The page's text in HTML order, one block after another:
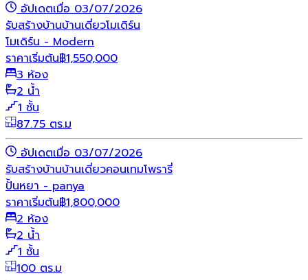
อัปเดตเมื่อ 03/07/2026
รับสร้างบ้านบ้านเดี่ยวโมเดิร์น
โมเดิร์น - Modern
ราคาเริ่มต้น฿1,550,000
3 ห้อง
2 น้ำ
1 ชั้น
87.75 ตร.ม
อัปเดตเมื่อ 03/07/2026
รับสร้างบ้านบ้านเดี่ยวคอนเทมโพรารี่
ปั้นหยา - panya
ราคาเริ่มต้น฿1,800,000
2 ห้อง
2 น้ำ
1 ชั้น
100 ตร.ม